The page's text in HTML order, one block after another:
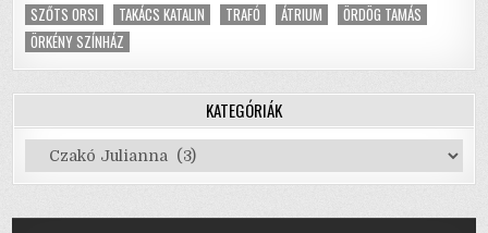
SZŐTS ORSI
TAKÁCS KATALIN TRAFÓ ÁTRIUM
ÖRDÖG TAMÁS
ÖRKÉNY SZÍNHÁZ
KATEGÓRIÁK
Kategóriák